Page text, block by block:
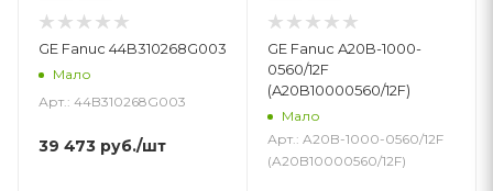
GE Fanuc 44B310268G003
Мало
Арт.: 44B310268G003
39 473 руб./шт
GE Fanuc A20B-1000-
0560/12F
(A20B10000560/12F)
Мало
Арт.: A20B-1000-0560/12F
(A20B10000560/12F)